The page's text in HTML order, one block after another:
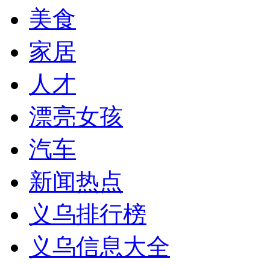
美食
家居
人才
漂亮女孩
汽车
新闻热点
义乌排行榜
义乌信息大全